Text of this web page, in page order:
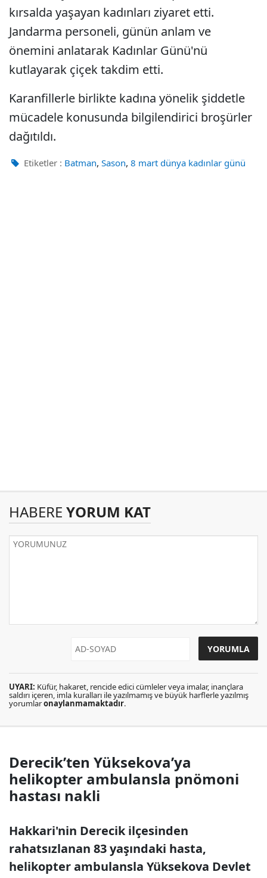
kırsalda yaşayan kadınları ziyaret etti.
Jandarma personeli, günün anlam ve
önemini anlatarak Kadınlar Günü'nü
kutlayarak çiçek takdim etti.
Karanfillerle birlikte kadına yönelik şiddetle
mücadele konusunda bilgilendirici broşürler
dağıtıldı.
Etiketler : Batman, Sason, 8 mart dünya kadınlar günü
HABERE YORUM KAT
UYARI: Küfür, hakaret, rencide edici cümleler veya imalar, inançlara
saldırı içeren, imla kuralları ile yazılmamış ve büyük harflerle yazılmış
yorumlaronaylanmamaktadır.
Derecik’ten Yüksekova’ya
helikopter ambulansla pnömoni
hastası nakli
Hakkari'nin Derecik ilçesinden
rahatsızlanan 83 yaşındaki hasta,
helikopter ambulansla Yüksekova Devlet